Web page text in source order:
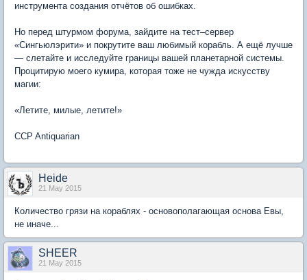
инструмента создания отчётов об ошибках.
Но перед штурмом форума, зайдите на тест–сервер
«Сингьюлэрити» и покрутите ваш любимый корабль. А ещё лучше
— слетайте и исследуйте границы вашей планетарной системы.
Процитирую моего кумира, которая тоже не чужда искусству
магии:
«Летите, милые, летите!»
CCP Antiquarian
Heide
21 May 2015
Количество грязи на кораблях - основополагающая основа Евы,
не иначе...
SHEER
21 May 2015